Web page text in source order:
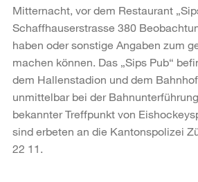
Mitternacht, vor dem Restaurant
Schaffhauserstrasse 380
haben oder sonstige Angaben zum
machen können. Das „Sips Pub“
dem Hallenstadion und dem
unmittelbar bei der
bekannter Treffpunkt von
sind erbeten an die Kantonspolizei
22 11.